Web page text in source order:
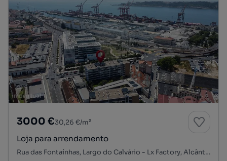
3000 €30,26 €/m²
Loja para arrendamento
Rua das Fontaínhas, Largo do Calvário - Lx Factory, Alcântara, Lisboa, Lisboa